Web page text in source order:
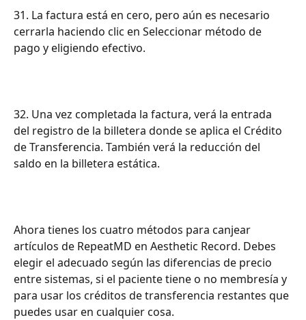
31. La factura está en cero, pero aún es necesario
cerrarla haciendo clic en Seleccionar método de
pago y eligiendo efectivo.
32. Una vez completada la factura, verá la entrada
del registro de la billetera donde se aplica el Crédito
de Transferencia. También verá la reducción del
saldo en la billetera estática.
Ahora tienes los cuatro métodos para canjear
artículos de RepeatMD en Aesthetic Record. Debes
elegir el adecuado según las diferencias de precio
entre sistemas, si el paciente tiene o no membresía y
para usar los créditos de transferencia restantes que
puedes usar en cualquier cosa.